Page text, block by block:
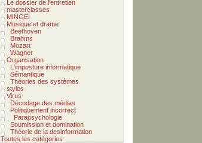
Le dossier de l'entretien
masterclasses
MINGEI
Musique et drame
Beethoven
Brahms
Mozart
Wagner
Organisation
L'imposture informatique
Sémantique
Théories des systèmes
stylos
Virus
Décodage des médias
Politiquement incorrect
Parapsychologie
Soumission et domination
Théorie de la desinformation
Toutes les catégories